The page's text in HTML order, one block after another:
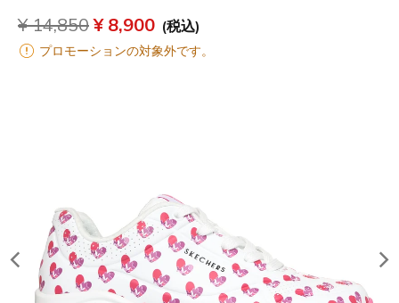
からの値引き
¥ 14,850から
¥ 8,900 (税込)
プロモーションの対象外です。